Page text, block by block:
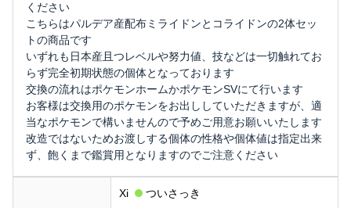
ください
こちらはパルデア産配布ミライドンとコライドンの2体セッ
トの商品です
いずれも日本産且つレベルや努力値、技などは一切触れてお
らず完全初期状態の個体となっております
交換の流れはポケモンホームかポケモンSVにて行います
お客様は交換用のポケモンをお出ししていただきますが、適
当なポケモンで構いませんので予めご用意お願いいたします
改造ではないためお渡しする個体の性格や個体値は指定出来
ず、飽くまで鑑賞用となりますのでご注意ください
Xi
ついさっき